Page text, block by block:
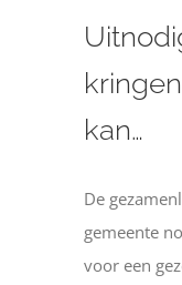
kan…
De
gemeente
voor een